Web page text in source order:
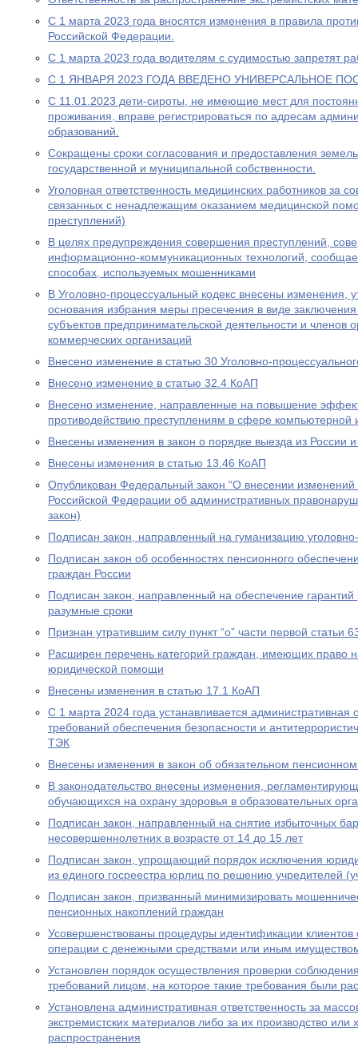
С 1 марта 2023 года вносятся изменения в правила
Российской Федерации.
С 1 марта 2023 года водителям с судимостью запретят
С 1 ЯНВАРЯ 2023 ГОДА ВВЕДЕНО УНИВЕРСАЛЬНОЕ
С 11.01.2023 дети-сироты, не имеющие мест для
проживания, вправе регистрироваться по адресам
образований.
Сокращены сроки согласования и предоставления
государственной и муниципальной собственности.
Уголовная ответственность медицинских работников за
связанных с ненадлежащим оказанием медицинской
преступлений)
В целях предупреждения совершения преступлений,
информационно-коммуникационных технологий,
способах, используемых мошенниками
В Уголовно-процессуальный кодекс внесены изменения,
основания избрания меры пресечения в виде
субъектов предпринимательской деятельности и членов
коммерческих организаций
Внесено изменение в статью 30 Уголовно-
Внесено изменение в статью 32.4 КоАП
Внесено изменение, направленные на повышение
противодействию преступлениям в сфере
Внесены изменения в закон о порядке выезда из России
Внесены изменения в статью 13.46 КоАП
Опубликован Федеральный закон “О внесении изменений
Российской Федерации об административных
закон)
Подписан закон, направленный на гуманизацию
Подписан закон об особенностях пенсионного
граждан России
Подписан закон, направленный на обеспечение
разумные сроки
Признан утратившим силу пункт “о” части первой статьи
Расширен перечень категорий граждан, имеющих право
юридической помощи
Внесены изменения в статью 17.1 КоАП
С 1 марта 2024 года устанавливается административная
требований обеспечения безопасности и
ТЭК
Внесены изменения в закон об обязательном
В законодательство внесены изменения,
обучающихся на охрану здоровья в образовательных
Подписан закон, направленный на снятие избыточных
несовершеннолетних в возрасте от 14 до 15 лет
Подписан закон, упрощающий порядок исключения
из единого госреестра юрлиц по решению учредителей
Подписан закон, призванный минимизировать
пенсионных накоплений граждан
Усовершенствованы процедуры идентификации
операции с денежными средствами или иным
Установлен порядок осуществления проверки
требований лицом, на которое такие требования были
Установлена административная ответственность за
экстремистских материалов либо за их производство или
распространения